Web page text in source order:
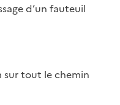
d’un fauteuil
sur tout le chemin